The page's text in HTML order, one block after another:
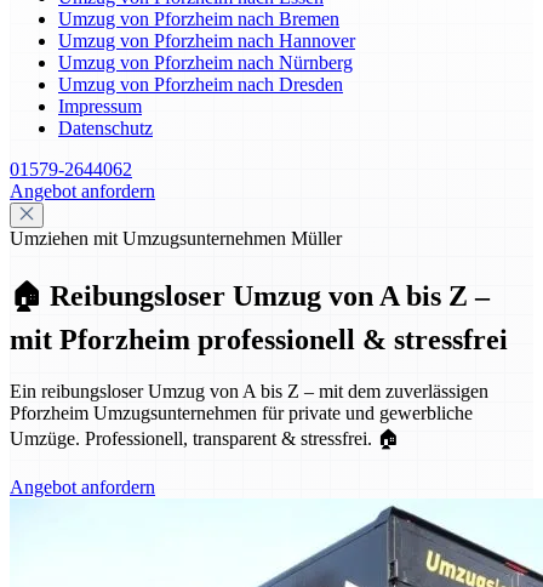
Umzug von Pforzheim nach Bremen
Umzug von Pforzheim nach Hannover
Umzug von Pforzheim nach Nürnberg
Umzug von Pforzheim nach Dresden
Impressum
Datenschutz
01579-2644062
Angebot anfordern
Umziehen mit Umzugsunternehmen Müller
🏠 Reibungsloser Umzug von A bis Z –
mit Pforzheim professionell & stressfrei
Ein reibungsloser Umzug von A bis Z – mit dem zuverlässigen
Pforzheim Umzugsunternehmen für private und gewerbliche
Umzüge. Professionell, transparent & stressfrei. 🏠
Angebot anfordern